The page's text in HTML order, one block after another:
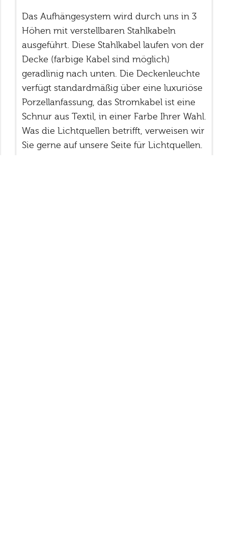
Das Aufhängesystem wird durch uns in 3
Höhen mit verstellbaren Stahlkabeln
ausgeführt. Diese Stahlkabel laufen von der
Decke (farbige Kabel sind möglich)
geradlinig nach unten. Die Deckenleuchte
verfügt standardmäßig über eine luxuriöse
Porzellanfassung, das Stromkabel ist eine
Schnur aus Textil, in einer Farbe Ihrer Wahl.
Was die Lichtquellen betrifft, verweisen wir
Sie gerne auf unsere Seite für Lichtquellen.